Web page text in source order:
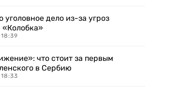
уголовное дело из-за угроз
«Колобка»
что стоит за первым
в Сербию